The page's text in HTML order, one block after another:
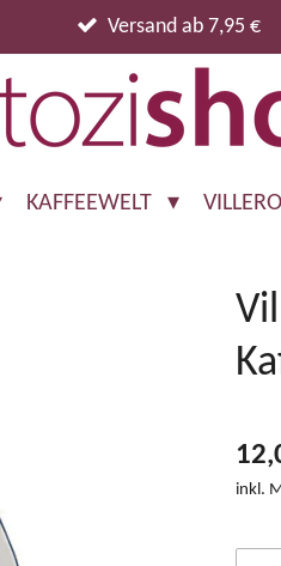
Versand ab 7,95 €
KAFFEEWELT
inkl.